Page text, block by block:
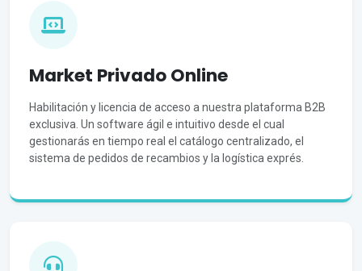
Market Privado Online
Habilitación y licencia de acceso a nuestra plataforma B2B
exclusiva. Un software ágil e intuitivo desde el cual
gestionarás en tiempo real el catálogo centralizado, el
sistema de pedidos de recambios y la logística exprés.